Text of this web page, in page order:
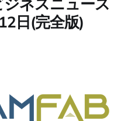
日(完全版)